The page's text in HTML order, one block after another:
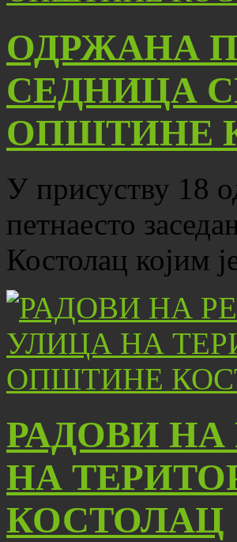
ОДРЖАНА
СЕДНИЦА
ОПШТИНЕ
У присуству 18
петнаесто
Костолац којим
РАДОВИ
НА
КОСТОЛАЦ